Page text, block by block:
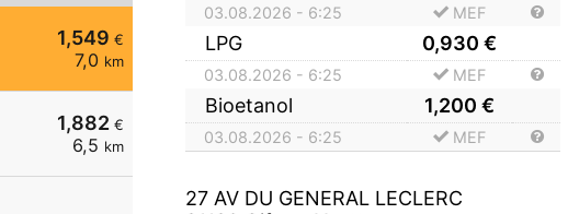
1,549 €
7,0 km
1,882 €
6,5 km
03.08.2026 - 6:25 MEF
LPG 0,930 €
03.08.2026 - 6:25 MEF
Bioetanol 1,200 €
03.08.2026 - 6:25 MEF
27 AV DU GENERAL LECLERC